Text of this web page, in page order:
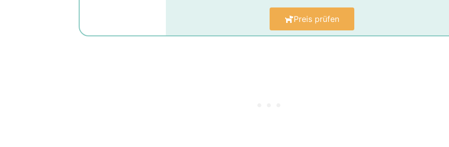
Preis prüfen